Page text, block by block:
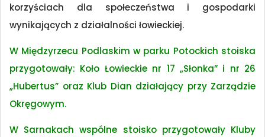
korzyściach dla społeczeństwa i gospodarki
wynikających z działalności łowieckiej.
W Międzyrzecu Podlaskim w parku Potockich stoiska
przygotowały: Koło Łowieckie nr 17 „Słonka” i nr 26
„Hubertus” oraz Klub Dian działający przy Zarządzie
Okręgowym.
W Sarnakach wspólne stoisko przygotowały Kluby